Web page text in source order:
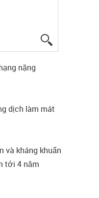
nặng
dịch làm mát
và kháng khuẩn
tới 4 năm